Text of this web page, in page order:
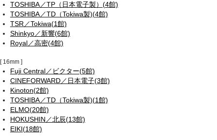
TOSHIBA／TP（日本電子製）(4館)
TOSHIBA／TD（Tokiwa製)(4館)
TSR／Tokiwa(1館)
Shinkyo／新響(6館)
Royal／高密(4館)
16mm
Fuji Central／ビクター(5館)
CINEFORWARD／日本電子(3館)
Kinoton(2館)
TOSHIBA／TD（Tokiwa製)(1館)
ELMO(20館)
HOKUSHIN／北辰(13館)
EIKI(18館)